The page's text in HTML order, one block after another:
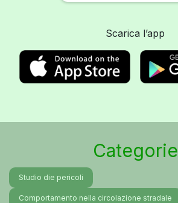
Scarica l’app
Categorie
Studio die pericoli
Comportamento nella circolazione stradale